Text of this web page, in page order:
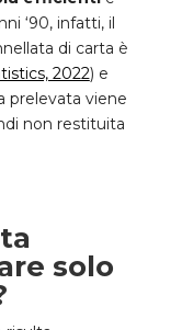
‘90, infatti, il
di carta è
2022) e
prelevata viene
non restituita
solo